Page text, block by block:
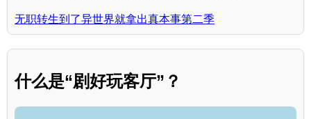
无职转生到了异世界就拿出真本事第二季
什么是“剧好玩客厅”？